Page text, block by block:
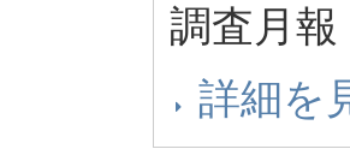
調査月
詳細を